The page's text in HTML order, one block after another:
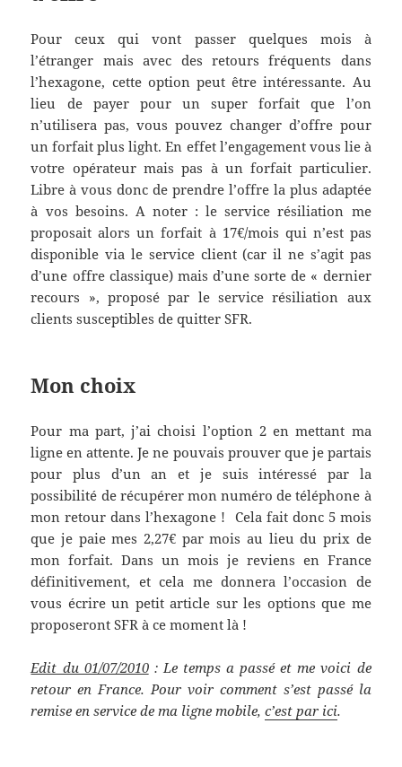
Pour ceux qui vont passer quelques mois à
l’étranger mais avec des retours fréquents dans
l’hexagone, cette option peut être intéressante. Au
lieu de payer pour un super forfait que l’on
n’utilisera pas, vous pouvez changer d’offre pour
un forfait plus light. En effet l’engagement vous lie à
votre opérateur mais pas à un forfait particulier.
Libre à vous donc de prendre l’offre la plus adaptée
à vos besoins. A noter : le service résiliation me
proposait alors un forfait à 17€/mois qui n’est pas
disponible via le service client (car il ne s’agit pas
d’une offre classique) mais d’une sorte de « dernier
recours », proposé par le service résiliation aux
clients susceptibles de quitter SFR.
Mon choix
Pour ma part, j’ai choisi l’option 2 en mettant ma
ligne en attente. Je ne pouvais prouver que je partais
pour plus d’un an et je suis intéressé par la
possibilité de récupérer mon numéro de téléphone à
mon retour dans l’hexagone ! Cela fait donc 5 mois
que je paie mes 2,27€ par mois au lieu du prix de
mon forfait. Dans un mois je reviens en France
définitivement, et cela me donnera l’occasion de
vous écrire un petit article sur les options que me
proposeront SFR à ce moment là !
Edit du 01/07/2010: Le temps a passé et me voici de
retour en France. Pour voir comment s’est passé la
remise en service de ma ligne mobile,c’est par ici.